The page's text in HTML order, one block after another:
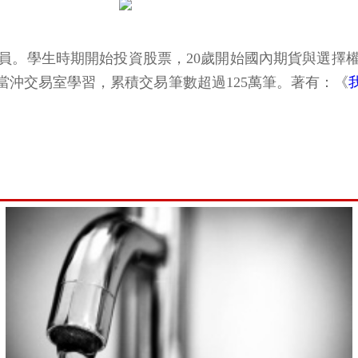
。學生時期開始投資股票，20歲開始國內期貨與選
交易室學習，累積交易筆數超過125萬筆。著有：《